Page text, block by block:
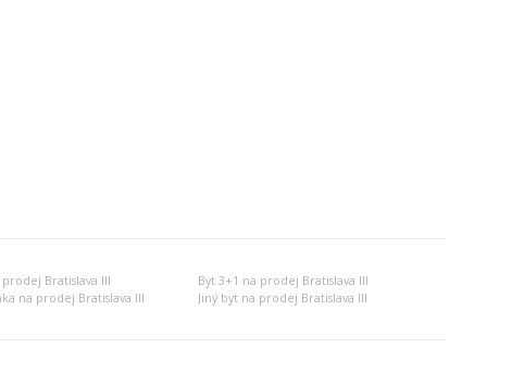
prodej Bratislava III
Byt 3+1 na prodej Bratislava III
na prodej Bratislava III Jiný byt na prodej Bratislava III